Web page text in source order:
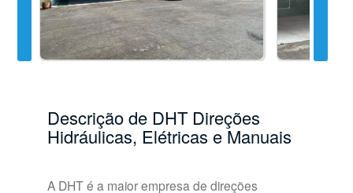
Descrição de DHT Direções
Hidráulicas, Elétricas e Manuais
A DHT é a maior empresa de direções